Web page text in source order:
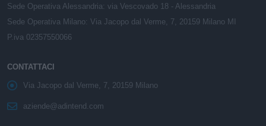
Sede Operativa Alessandria: via Vescovado 18 - Alessandria
Sede Operativa Milano: Via Jacopo dal Verme, 7, 20159 Milano MI
P.iva 02357550066
CONTATTACI
Via Jacopo dal Verme, 7, 20159 Milano
aziende@adintend.com